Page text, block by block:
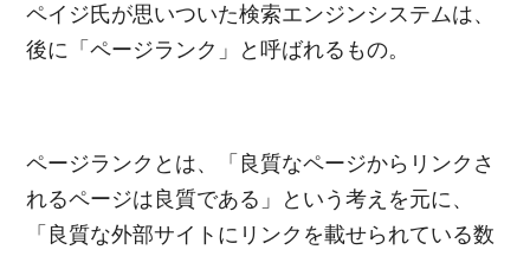
ペイジ氏が思いついた検索エンジンシステムは、
後に「ページランク」と呼ばれるもの。
ページランクとは、「良質なページからリンクさ
れるページは良質である」という考えを元に、
「良質な外部サイトにリンクを載せられている数